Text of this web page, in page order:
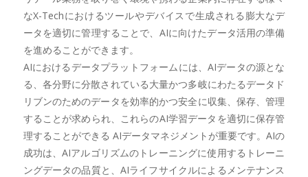
なX-Techにおけるツールやデバイスで生成される膨大なデ
ータを適切に管理することで、AIに向けたデータ活用の準備
を進めることができます。
AIにおけるデータプラットフォームには、AIデータの源とな
る、各分野に分散されている大量かつ多岐にわたるデータド
リブンのためのデータを効率的かつ安全に収集、保存、管理
することが求められ、これらのAI学習データを適切に保存管
理することができる AIデータマネジメントが重要です。AIの
成功は、AIアルゴリズムのトレーニングに使用するトレーニ
ングデータの品質と、AIライフサイクルによるメンテナンス